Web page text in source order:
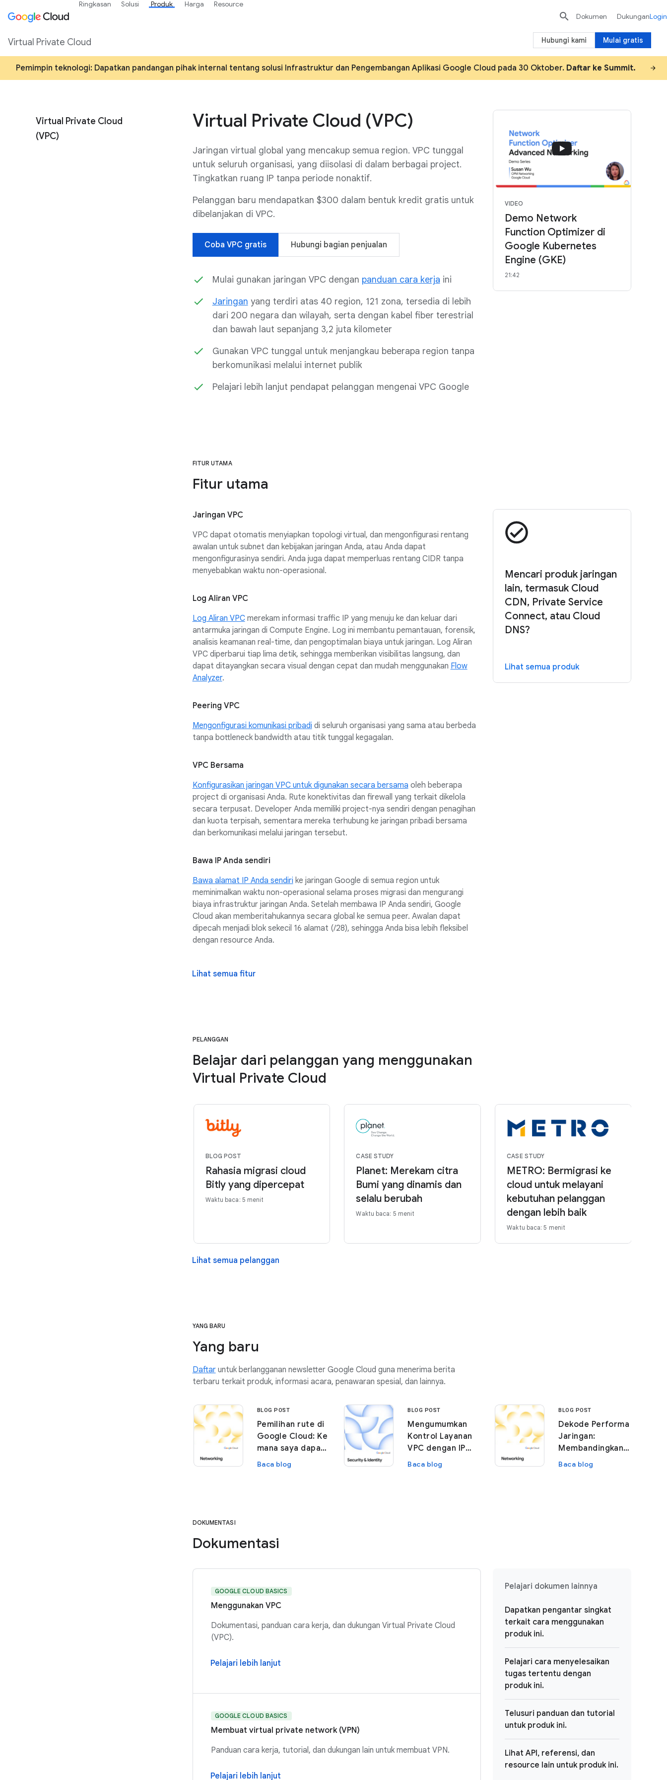
Pemimpin teknologi: Dapatkan pandangan pihak internal tentang solusi Infrastruktur dan Pengembangan Aplikasi Google Cloud pada 30 Oktober. Daftar ke Summit.
Virtual Private Cloud
(VPC)
Virtual Private Cloud (VPC)
Jaringan virtual global yang mencakup semua region. VPC tunggal
untuk seluruh organisasi, yang diisolasi di dalam berbagai project.
Tingkatkan ruang IP tanpa periode nonaktif.
Pelanggan baru mendapatkan $300 dalam bentuk kredit gratis untuk
dibelanjakan di VPC.
Coba VPC gratis Hubungi bagian penjualan
Mulai gunakan jaringan VPC dengan panduan cara kerja ini
Jaringan yang terdiri atas 40 region, 121 zona, tersedia di lebih
dari 200 negara dan wilayah, serta dengan kabel fiber terestrial
dan bawah laut sepanjang 3,2 juta kilometer
Gunakan VPC tunggal untuk menjangkau beberapa region tanpa
berkomunikasi melalui internet publik
Pelajari lebih lanjut pendapat pelanggan mengenai VPC Google
VIDEO
Demo Network
Function Optimizer di
Google Kubernetes
Engine (GKE)
21:42
FITUR UTAMA
Fitur utama
Jaringan VPC
VPC dapat otomatis menyiapkan topologi virtual, dan mengonfigurasi rentang
awalan untuk subnet dan kebijakan jaringan Anda, atau Anda dapat
mengonfigurasinya sendiri. Anda juga dapat memperluas rentang CIDR tanpa
menyebabkan waktu non-operasional.
Log Aliran VPC
Log Aliran VPCmerekam informasi traffic IP yang menuju ke dan keluar dari
antarmuka jaringan di Compute Engine. Log ini membantu pemantauan, forensik,
analisis keamanan real-time, dan pengoptimalan biaya untuk jaringan. Log Aliran
VPC diperbarui tiap lima detik, sehingga memberikan visibilitas langsung, dan
dapat ditayangkan secara visual dengan cepat dan mudah menggunakan Flow
Analyzer.
Peering VPC
Mengonfigurasi komunikasi pribadi di seluruh organisasi yang sama atau berbeda
tanpa bottleneck bandwidth atau titik tunggal kegagalan.
VPC Bersama
Konfigurasikan jaringan VPC untuk digunakan secara bersama oleh beberapa
project di organisasi Anda. Rute konektivitas dan firewall yang terkait dikelola
secara terpusat. Developer Anda memiliki project-nya sendiri dengan penagihan
dan kuota terpisah, sementara mereka terhubung ke jaringan pribadi bersama
dan berkomunikasi melalui jaringan tersebut.
Bawa IP Anda sendiri
Bawa alamat IP Anda sendiri ke jaringan Google di semua region untuk
meminimalkan waktu non-operasional selama proses migrasi dan mengurangi
biaya infrastruktur jaringan Anda. Setelah membawa IP Anda sendiri, Google
Cloud akan memberitahukannya secara global ke semua peer. Awalan dapat
dipecah menjadi blok sekecil 16 alamat (/28), sehingga Anda bisa lebih fleksibel
dengan resource Anda.
Lihat semua fitur
Mencari produk jaringan
lain, termasuk Cloud
CDN, Private Service
Connect, atau Cloud
DNS?
Lihat semua produk
PELANGGAN
Belajar dari pelanggan yang menggunakan
Virtual Private Cloud
BLOG POST
Rahasia migrasi cloud
Bitly yang dipercepat
Waktu baca: 5 menit
CASE STUDY
Planet: Merekam citra
Bumi yang dinamis dan
selalu berubah
Waktu baca: 5 menit
CASE STUDY
METRO: Bermigrasi ke
cloud untuk melayani
kebutuhan pelanggan
dengan lebih baik
Waktu baca: 5 menit
Lihat semua pelanggan
YANG BARU
Yang baru
Daftaruntuk berlangganan newsletter Google Cloud guna menerima berita
terbaru terkait produk, informasi acara, penawaran spesial, dan lainnya.
BLOG POST
Pemilihan rute di
Google Cloud: Ke
mana saya dapat
mengirim paket IP
Baca blog
BLOG POST
Mengumumkan
Kontrol Layanan
VPC dengan IP
pribadi yang
Baca blog
BLOG POST
Dekode Performa
Jaringan:
Membandingkan
tolok ukur aliran
Baca blog
DOKUMENTASI
Dokumentasi
GOOGLE CLOUD BASICS
Menggunakan VPC
Dokumentasi, panduan cara kerja, dan dukungan Virtual Private Cloud
(VPC).
Pelajari lebih lanjut
GOOGLE CLOUD BASICS
Membuat virtual private network (VPN)
Panduan cara kerja, tutorial, dan dukungan lain untuk membuat VPN.
Pelajari lebih lanjut
Pelajari dokumen lainnya
Dapatkan pengantar singkat
terkait cara menggunakan
produk ini.
Pelajari cara menyelesaikan
tugas tertentu dengan
produk ini.
Telusuri panduan dan tutorial
untuk produk ini.
Lihat API, referensi, dan
resource lain untuk produk ini.
Ringkasan Solusi Produk Harga Resource
 Dokumen DukunganLogin
Virtual Private Cloud Mulai gratis
Hubungi kami